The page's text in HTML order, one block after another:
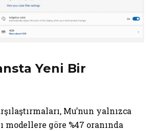
Yeni Bir
Mu’nun yalnızca
modellere göre %47 oranında